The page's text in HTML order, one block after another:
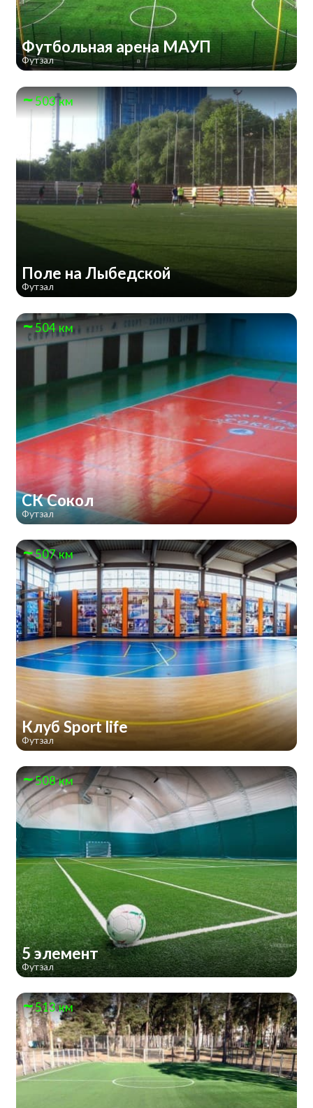
Футбольная арена МАУП
Футзал
503 км
Поле на Лыбедской
Футзал
504 км
СК Сокол
Футзал
507 км
Клуб Sport life
Футзал
508 км
5 элемент
Футзал
513 км